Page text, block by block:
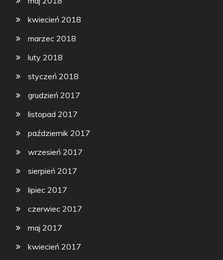
kwiecień 2018
marzec 2018
luty 2018
styczeń 2018
grudzień 2017
listopad 2017
październik 2017
wrzesień 2017
sierpień 2017
lipiec 2017
czerwiec 2017
maj 2017
kwiecień 2017